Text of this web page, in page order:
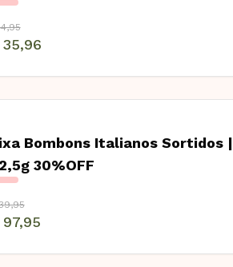
35,96
Bombons Italianos Sortidos |
30%OFF
97,95